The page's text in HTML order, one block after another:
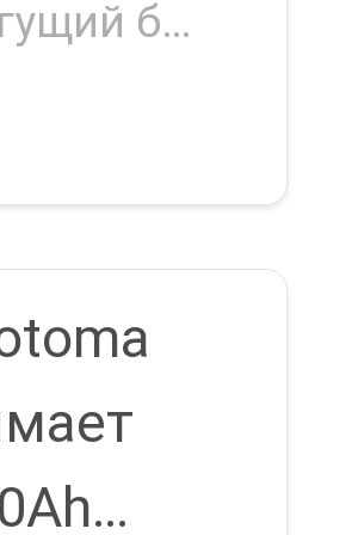
Negotiable MOQ:Могущий быть предметом переговоров